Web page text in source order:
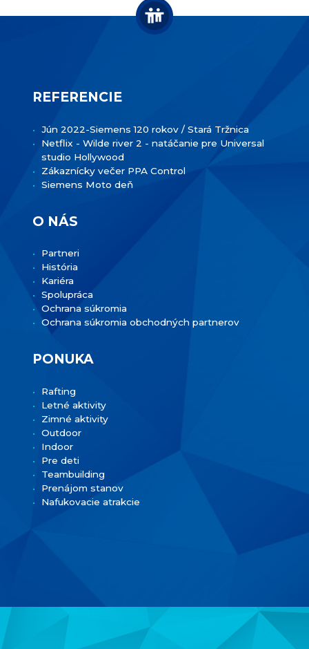
REFERENCIE
Jún 2022-Siemens 120 rokov / Stará Tržnica
Netflix - Wilde river 2 - natáčanie pre Universal
studio Hollywood
Zákaznícky večer PPA Control
Siemens Moto deň
O NÁS
Partneri
História
Kariéra
Spolupráca
Ochrana súkromia
Ochrana súkromia obchodných partnerov
PONUKA
Rafting
Letné aktivity
Zimné aktivity
Outdoor
Indoor
Pre deti
Teambuilding
Prenájom stanov
Nafukovacie atrakcie